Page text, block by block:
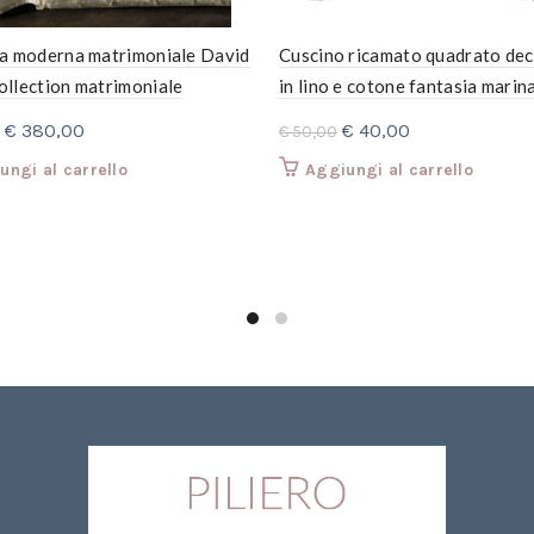
moderna matrimoniale David
matrimoniale
Il
prezzo
€ 380,00
prezzo
al carrello
Cuscino ricamato quadrato
in lino e cotone fantasia marina
€50,00 Il
prezzo
€ 40,00
prezzo
Aggiungi al carrello